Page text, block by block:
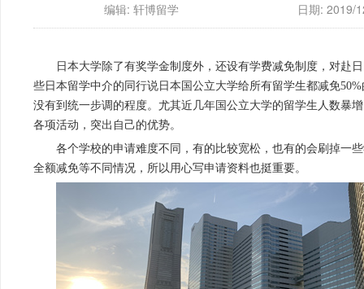
编辑: 轩博留学 日期: 2019/
日本大学除了有奖学金制度外，还设有学费减免制度，对赴
些日本留学中介的同行说日本国公立大学给所有留学生都减免
没有到统一步调的程度。尤其近几年国公立大学的留学生人数暴
各项活动，突出自己的优势。
各个学校的申请难度不同，有的比较宽松，也有的会刷掉一
全额减免等不同情况，所以用心写申请资料也挺重要。